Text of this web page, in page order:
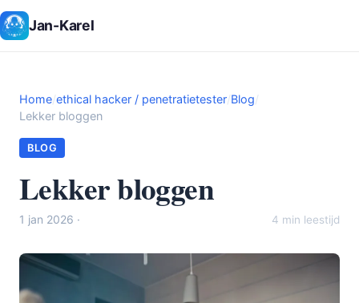
Jan-Karel
Home/ethical hacker / penetratietester/Blog/
Lekker bloggen
BLOG
Lekker bloggen
1 jan 2026 · 4 min leestijd